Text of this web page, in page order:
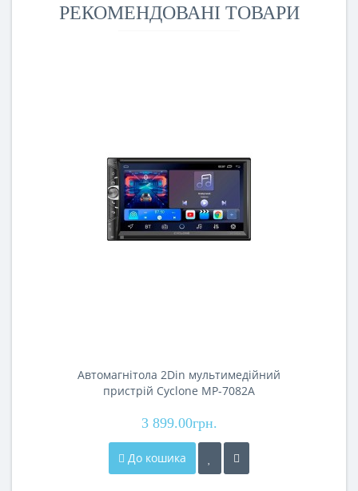
РЕКОМЕНДОВАНІ ТОВАРИ
Автомагнітола 2Din мультимедійний
пристрій Cyclone MP-7082A
3 899.00грн.
До кошика